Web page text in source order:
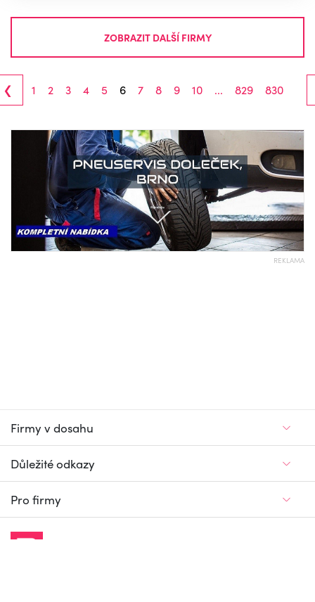
ZOBRAZIT DALŠÍ FIRMY
‹ 1 2 3 4 5 6 7 8 9 10 ... 829 830
REKLAMA
Firmy v dosahu
Důležité odkazy
Pro firmy